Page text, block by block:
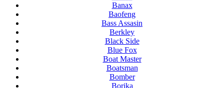
Banax
Baofeng
Bass Assasin
Berkley
Black Side
Blue Fox
Boat Master
Boatsman
Bomber
Borika